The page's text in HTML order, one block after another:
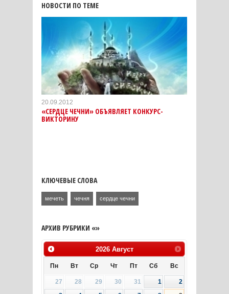
НОВОСТИ ПО ТЕМЕ
20.09.2012
«СЕРДЦЕ ЧЕЧНИ» ОБЪЯВЛЯЕТ КОНКУРС-
ВИКТОРИНУ
КЛЮЧЕВЫЕ СЛОВА
мечеть чечня сердце чечни
АРХИВ РУБРИКИ «»
2026 Август
Пн Вт Ср Чт Пт Сб Вс
27 28 29 30 31 1
2